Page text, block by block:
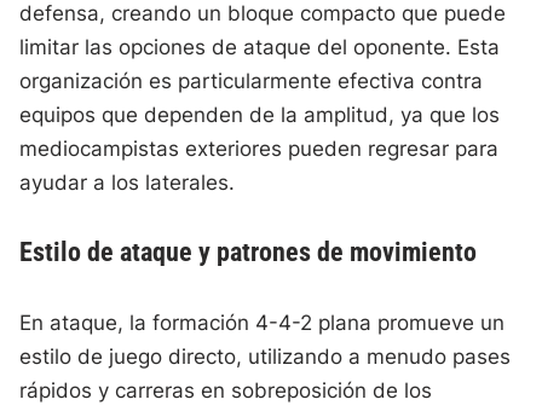
defensa, creando un bloque compacto que puede
limitar las opciones de ataque del oponente. Esta
organización es particularmente efectiva contra
equipos que dependen de la amplitud, ya que los
mediocampistas exteriores pueden regresar para
ayudar a los laterales.
Estilo de ataque y patrones de movimiento
En ataque, la formación 4-4-2 plana promueve un
estilo de juego directo, utilizando a menudo pases
rápidos y carreras en sobreposición de los